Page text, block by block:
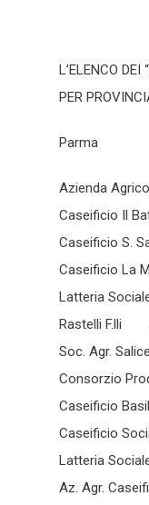
L’ELENCO DEI
PER
Parma
Azienda
Caseificio Il
Caseificio S.
Caseificio La
Latteria
Rastelli F.lli
Soc. Agr.
Consorzio
Caseificio
Caseificio
Latteria
Az. Agr.